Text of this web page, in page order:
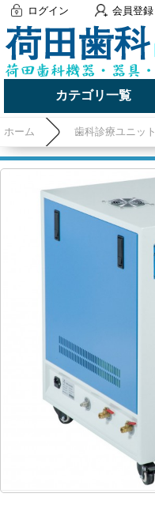
ログイン 会員登録
カテゴリ一覧
ホーム 歯科診療ユニット